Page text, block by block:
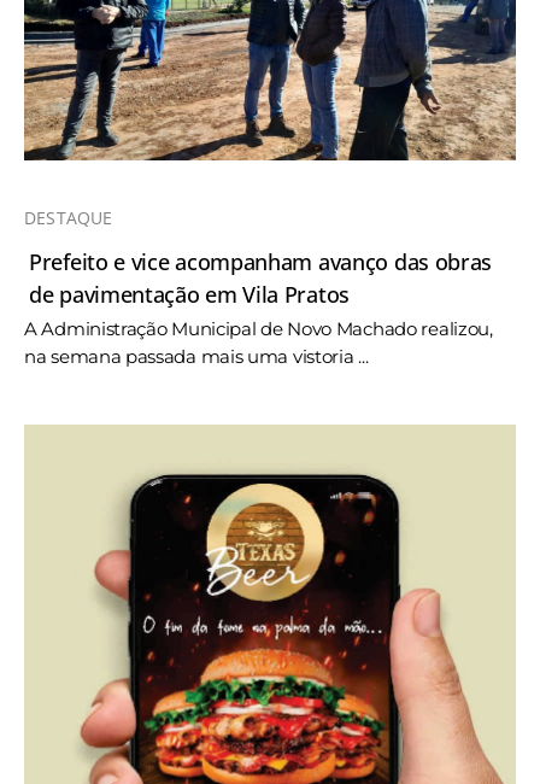
DESTAQUE
Prefeito e vice acompanham avanço das obras
de pavimentação em Vila Pratos
A Administração Municipal de Novo Machado realizou,
na semana passada mais uma vistoria ...